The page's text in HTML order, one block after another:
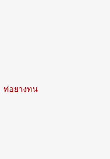
ท่อยางทน